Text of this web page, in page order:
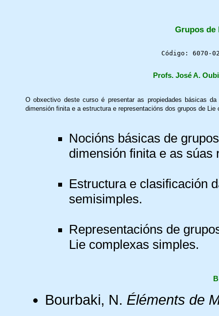
Grupos de
Código:
Profs. José A.
O obxectivo deste curso é presentar as propiedades básicas
dimensión finita e a estructura e representacións dos grupos de
Nocións básicas de
dimensión finita e as súas
Estructura e clasificación
semisimples.
Representacións de
Lie complexas simples.
Bourbaki, N. Éléments de